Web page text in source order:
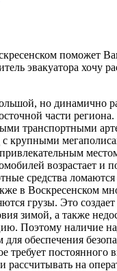
поможет
эвакуатора хочу
но динамично
части
транспортными
крупными
возрастает и
средства
в Воскресенском
грузы. Это
зимой, а также
Поэтому наличие
для обеспечения
требует
рассчитывать на